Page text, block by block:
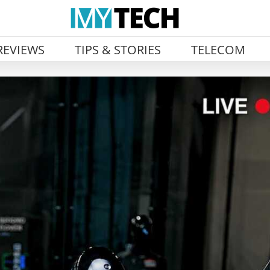
TIPS & STORIES TELECOM